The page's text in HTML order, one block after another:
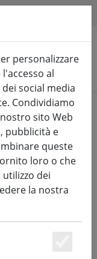
vera
personalizzare
al
social media
Condividiamo
sito Web
pubblicità e
queste
loro o che
dei
la nostra